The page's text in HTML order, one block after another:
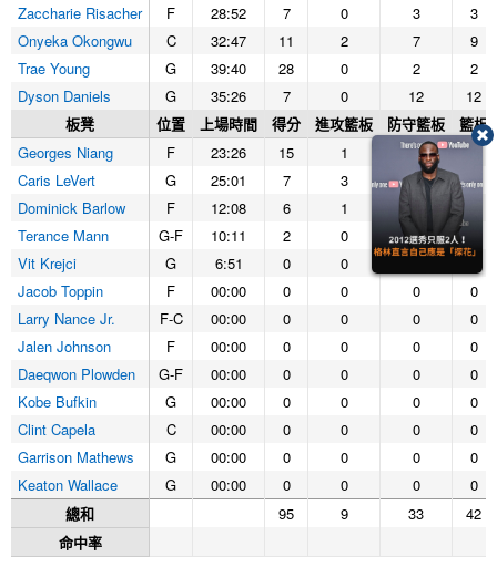
Zaccharie Risacher
F 28:52 7 0 3
3
Onyeka Okongwu
C 32:47 11 2 7
9
Trae Young
G 39:40 28 0 2
2
Dyson Daniels
G 35:26 7 0 12
12
板凳
位置 上場時間 得分 進攻籃板 防守籃板
籃板
Georges Niang
F 23:26 15 1 2
3
Caris LeVert
G 25:01 7 3 3
6
Dominick Barlow
F 12:08 6 1 2
3
Terance Mann
G-F 10:11 2 0 0
0
Vit Krejci
G 6:51 0 0 0
0
Jacob Toppin
F 00:00 0 0 0
0
Larry Nance Jr.
F-C 00:00 0 0 0
0
Jalen Johnson
F 00:00 0 0 0
0
Daeqwon Plowden
G-F 00:00 0 0 0
0
Kobe Bufkin
G 00:00 0 0 0
0
Clint Capela
C 00:00 0 0 0
0
Garrison Mathews
G 00:00 0 0 0
0
Keaton Wallace
G 00:00 0 0 0
0
總和
95 9 33
42
命中率